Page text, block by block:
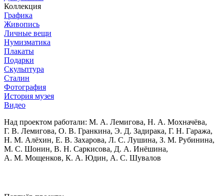
Коллекция
Графика
Живопись
Личные вещи
Нумизматика
Плакаты
Подарки
Скульптура
Сталин
Фотография
История музея
Видео
Над проектом работали: М. А. Лемигова, Н. А. Мохначёва,
Г. В. Лемигова, О. В. Гранкина, Э. Д. Задирака, Г. Н. Гаража,
Н. М. Алёхин, Е. В. Захарова, Л. С. Лушина, З. М. Рубинина,
М. С. Шонин, В. Н. Саркисова, Д. А. Инёшина,
А. М. Мощенков, К. А. Юдин, А. С. Шувалов